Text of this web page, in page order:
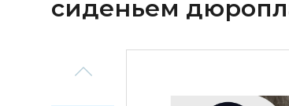
сиденьем
Previous